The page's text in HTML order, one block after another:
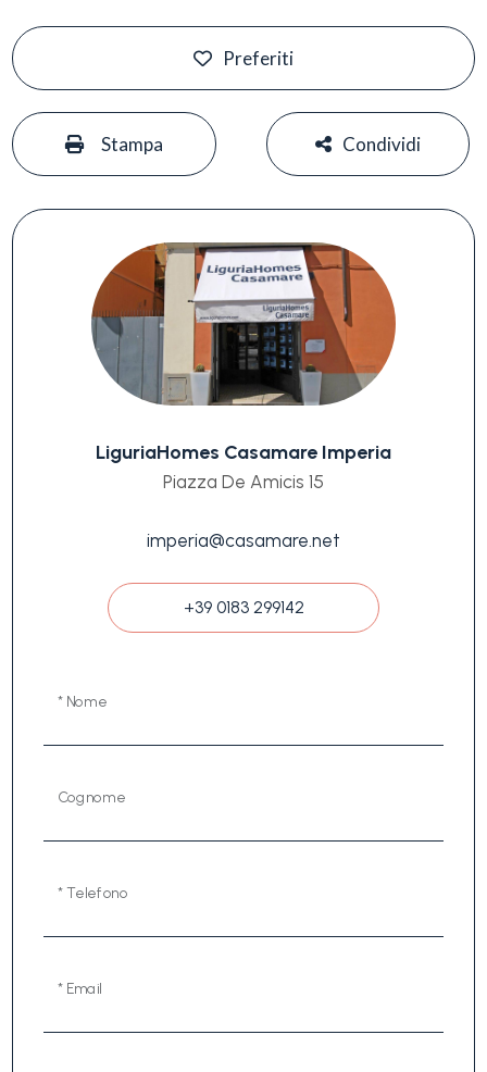
Preferiti
Stampa Condividi
LiguriaHomes Casamare Imperia
Piazza De Amicis 15
imperia@casamare.net
+39 0183 299142
* Nome
Cognome
* Telefono
* Email